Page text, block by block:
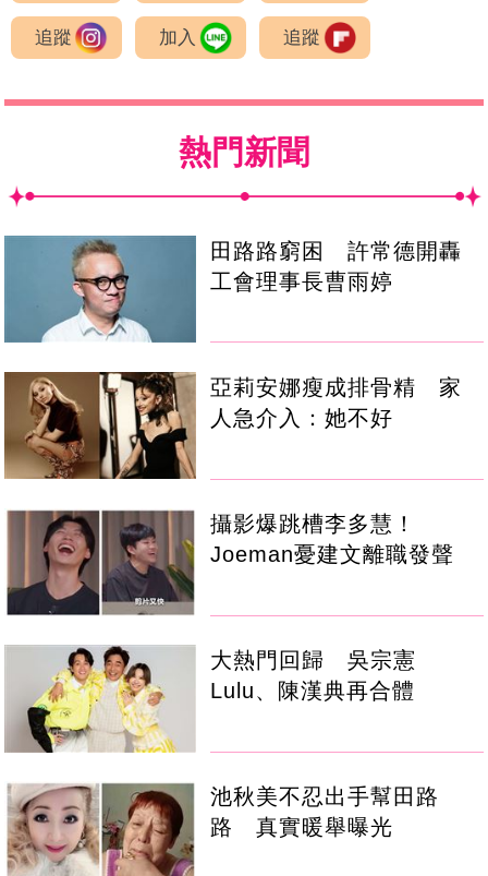
追蹤 加入 追蹤
熱門新聞
田路路窮困 許常德開轟
工會理事長曹雨婷
亞莉安娜瘦成排骨精 家
人急介入：她不好
攝影爆跳槽李多慧！
Joeman憂建文離職發聲
大熱門回歸 吳宗憲
Lulu、陳漢典再合體
池秋美不忍出手幫田路
路 真實暖舉曝光